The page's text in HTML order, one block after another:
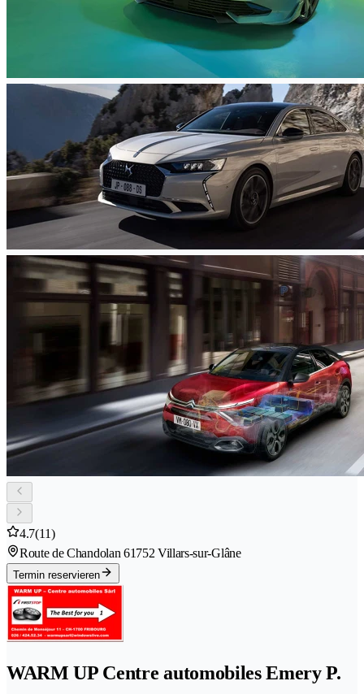
4.7(11)
Route de Chandolan 61752 Villars-sur-Glâne
Termin reservieren
WARM UP Centre automobiles Emery P.